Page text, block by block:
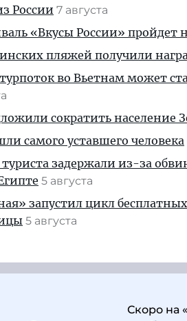
России 7 августа
«Вкусы России» пройдет
пляжей получили
во Вьетнам может
сократить население
самого уставшего человека
туриста задержали из-за
5 августа
запустил цикл
5 августа
Скоро на